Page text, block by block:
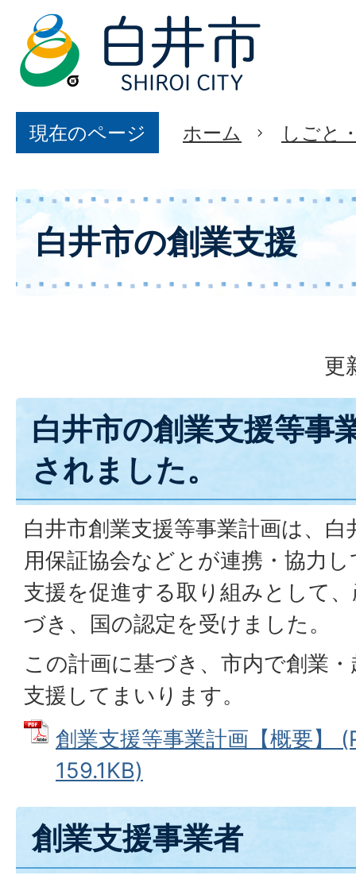
現在のページ ホーム しごと
白井市の創業支援
更
白井市の創業支援等事
されました。
白井市創業支援等事業計画は、
用保証協会などとが連携・協力
支援を促進する取り組みとして
づき、国の認定を受けました。
この計画に基づき、市内で創業
支援してまいります。
創業支援等事業計画【概要】
159.1KB)
創業支援事業者